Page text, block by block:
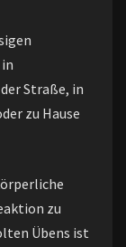
Straße, in
zu Hause
zu
Übens ist